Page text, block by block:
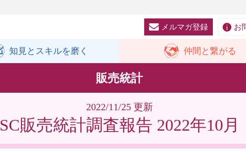
メルマガ登録 お
知見と スキルを磨く 仲間と 繋がる
販売統計
2022/11/25 更新
SC販売統計調査報告 2022年10月